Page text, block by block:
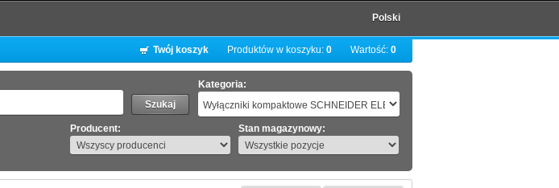
Polski
Twój koszyk Produktów w koszyku: 0 Wartość: 0
Kategoria:
Producent: Stan magazynowy: